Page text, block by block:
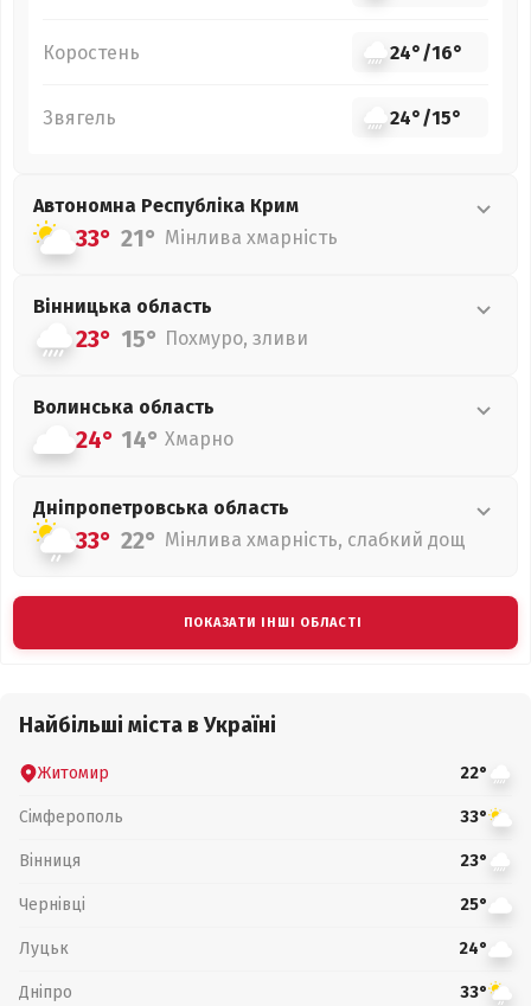
Коростень 24°/16°
Звягель 24°/15°
Автономна Республіка Крим
33° 21° Мінлива хмарність
Вінницька область
23° 15° Похмуро, зливи
Волинська область
24° 14° Хмарно
Дніпропетровська область
33° 22° Мінлива хмарність, слабкий дощ
ПОКАЗАТИ ІНШІ ОБЛАСТІ
Найбільші міста в Україні
Житомир 22°
Сімферополь 33°
Вінниця 23°
Чернівці 25°
Луцьк 24°
Дніпро 33°